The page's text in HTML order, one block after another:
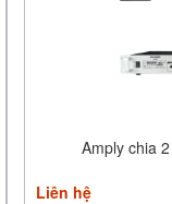
Amply chia
Liên hệ